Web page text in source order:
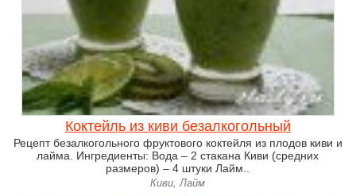
Коктейль из киви безалкогольный
Рецепт безалкогольного фруктового коктейля из плодов киви и
лайма. Ингредиенты: Вода – 2 стакана Киви (средних
размеров) – 4 штуки Лайм..
Киви, Лайм